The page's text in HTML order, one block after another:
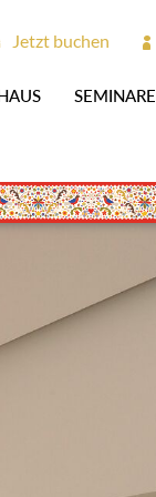
SEMINARE
Jetzt buchen